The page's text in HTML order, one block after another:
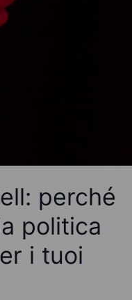
perché
politica
i tuoi